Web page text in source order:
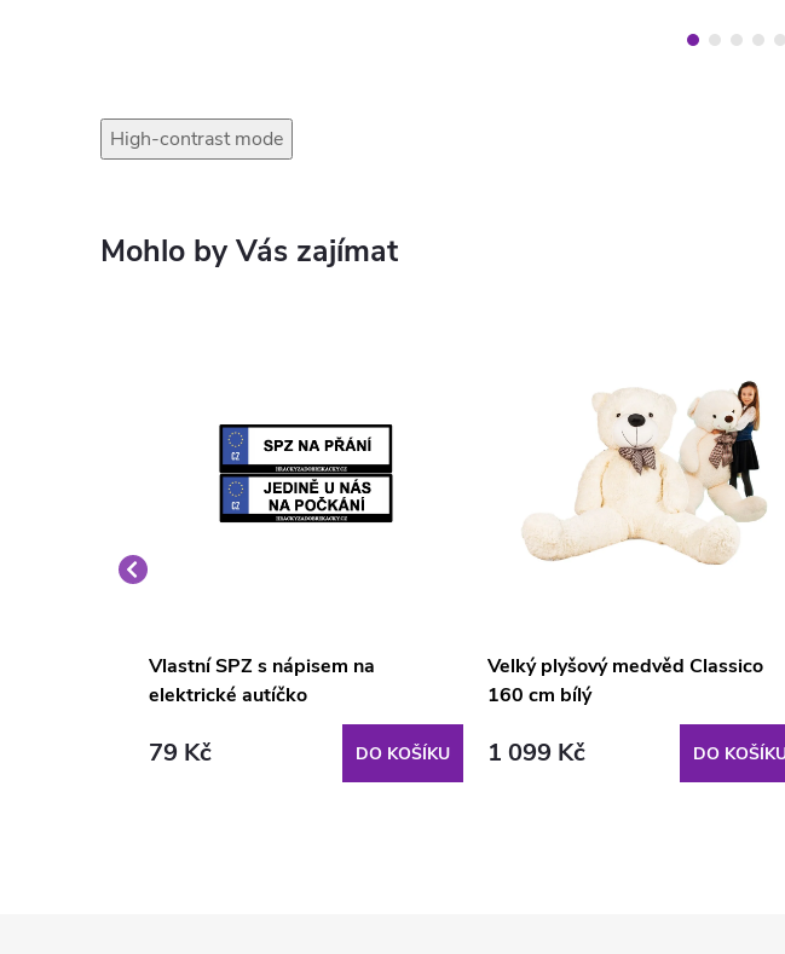
High-contrast mode
Vlastní SPZ s nápisem na
elektrické autíčko
79 Kč DO KOŠÍKU
Velký plyšový medvěd Classico
160 cm bílý
1 099 Kč DO